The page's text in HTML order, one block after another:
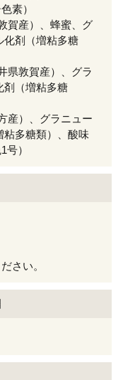
素）
産）、蜂蜜、グ
化剤（増粘多糖
敦賀産）、グラ
剤（増粘多糖
）、グラニュー
粘多糖類）、酸味
）
さい。